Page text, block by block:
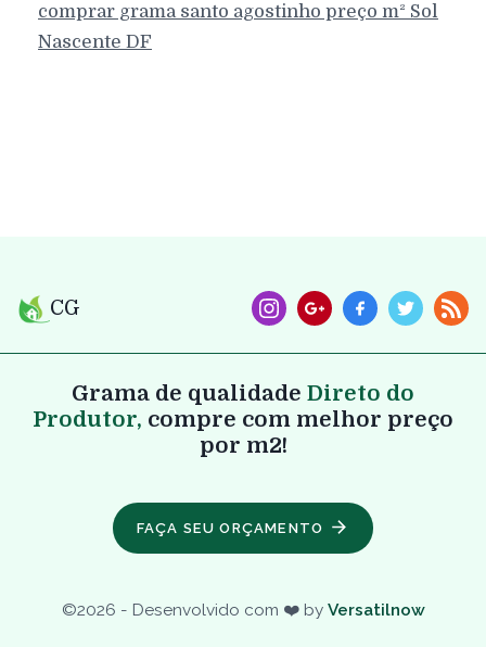
comprar grama santo agostinho preço m² Sol
Nascente DF
CG
Grama de qualidade Direto do
Produtor, compre com melhor preço
por m2!
FAÇA SEU ORÇAMENTO
©2026 - Desenvolvido com ❤️ by Versatilnow